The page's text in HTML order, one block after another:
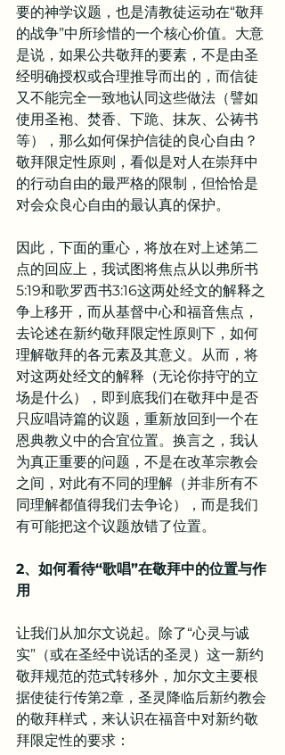
要的神学议题，也是清教徒运动在“敬拜
的战争”中所珍惜的一个核心价值。大意
是说，如果公共敬拜的要素，不是由圣
经明确授权或合理推导而出的，而信徒
又不能完全一致地认同这些做法（譬如
使用圣袍、焚香、下跪、抹灰、公祷书
等），那么如何保护信徒的良心自由？
敬拜限定性原则，看似是对人在崇拜中
的行动自由的最严格的限制，但恰恰是
对会众良心自由的最认真的保护。
因此，下面的重心，将放在对上述第二
点的回应上，我试图将焦点从以弗所书
5:19和歌罗西书3:16这两处经文的解释之
争上移开，而从基督中心和福音焦点，
去论述在新约敬拜限定性原则下，如何
理解敬拜的各元素及其意义。从而，将
对这两处经文的解释（无论你持守的立
场是什么），即到底我们在敬拜中是否
只应唱诗篇的议题，重新放回到一个在
恩典教义中的合宜位置。换言之，我认
为真正重要的问题，不是在改革宗教会
之间，对此有不同的理解（并非所有不
同理解都值得我们去争论），而是我们
有可能把这个议题放错了位置。
2、如何看待“歌唱”在敬拜中的位置与作
用
让我们从加尔文说起。除了“心灵与诚
实”（或在圣经中说话的圣灵）这一新约
敬拜规范的范式转移外，加尔文主要根
据使徒行传第2章，圣灵降临后新约教会
的敬拜样式，来认识在福音中对新约敬
拜限定性的要求：